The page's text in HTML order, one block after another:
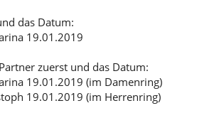
das Datum:
19.01.2019
zuerst und das Datum:
19.01.2019 (im Damenring)
19.01.2019 (im Herrenring)